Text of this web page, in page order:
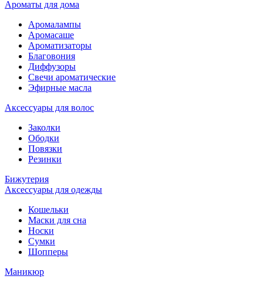
Ароматы для дома
Аромалампы
Аромасаше
Ароматизаторы
Благовония
Диффузоры
Свечи ароматические
Эфирные масла
Аксессуары для волос
Заколки
Ободки
Повязки
Резинки
Бижутерия
Аксессуары для одежды
Кошельки
Маски для сна
Носки
Сумки
Шопперы
Маникюр